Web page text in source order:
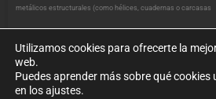
metálicos estructurales (como hélices, cuadernas o carcasas
Utilizamos cookies para ofrecerte la
web.
Puedes aprender más sobre qué
en los ajustes.